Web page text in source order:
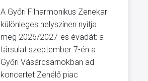
A Győri Filharmonikus Zenekar
különleges helyszínen nyitja
meg 2026/2027-es évadát: a
társulat szeptember 7-én a
Győri Vásárcsarnokban ad
koncertet Zenélő piac